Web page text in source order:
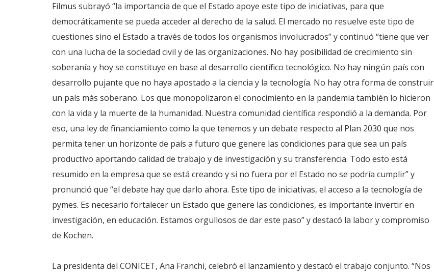
Filmus subrayó “la importancia de que el Estado apoye este tipo de iniciativas, para que
democráticamente se pueda acceder al derecho de la salud. El mercado no resuelve este tipo de
cuestiones sino el Estado a través de todos los organismos involucrados” y continuó “tiene que ver
con una lucha de la sociedad civil y de las organizaciones. No hay posibilidad de crecimiento sin
soberanía y hoy se constituye en base al desarrollo científico tecnológico. No hay ningún país con
desarrollo pujante que no haya apostado a la ciencia y la tecnología. No hay otra forma de construir
un país más soberano. Los que monopolizaron el conocimiento en la pandemia también lo hicieron
con la vida y la muerte de la humanidad. Nuestra comunidad científica respondió a la demanda. Por
eso, una ley de financiamiento como la que tenemos y un debate respecto al Plan 2030 que nos
permita tener un horizonte de país a futuro que genere las condiciones para que sea un país
productivo aportando calidad de trabajo y de investigación y su transferencia. Todo esto está
resumido en la empresa que se está creando y si no fuera por el Estado no se podría cumplir” y
pronunció que “el debate hay que darlo ahora. Este tipo de iniciativas, el acceso a la tecnología de
pymes. Es necesario fortalecer un Estado que genere las condiciones, es importante invertir en
investigación, en educación. Estamos orgullosos de dar este paso” y destacó la labor y compromiso
de Kochen.
La presidenta del CONICET, Ana Franchi, celebró el lanzamiento y destacó el trabajo conjunto. “Nos